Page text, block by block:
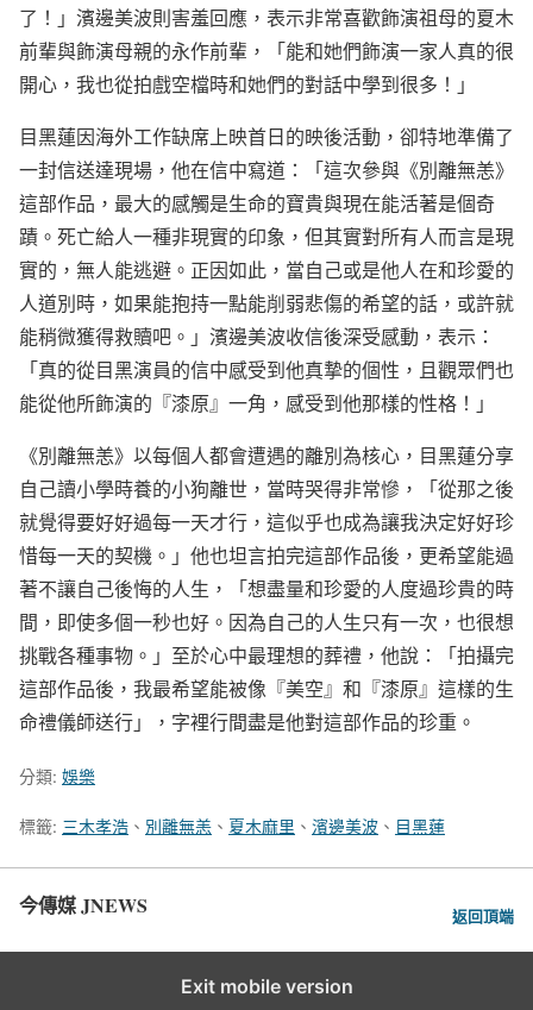
了！」濱邊美波則害羞回應，表示非常喜歡飾演祖母的夏木
前輩與飾演母親的永作前輩，「能和她們飾演一家人真的很
開心，我也從拍戲空檔時和她們的對話中學到很多！」
目黑蓮因海外工作缺席上映首日的映後活動，卻特地準備了
一封信送達現場，他在信中寫道：「這次參與《別離無恙》
這部作品，最大的感觸是生命的寶貴與現在能活著是個奇
蹟。死亡給人一種非現實的印象，但其實對所有人而言是現
實的，無人能逃避。正因如此，當自己或是他人在和珍愛的
人道別時，如果能抱持一點能削弱悲傷的希望的話，或許就
能稍微獲得救贖吧。」濱邊美波收信後深受感動，表示：
「真的從目黑演員的信中感受到他真摯的個性，且觀眾們也
能從他所飾演的『漆原』一角，感受到他那樣的性格！」
《別離無恙》以每個人都會遭遇的離別為核心，目黑蓮分享
自己讀小學時養的小狗離世，當時哭得非常慘，「從那之後
就覺得要好好過每一天才行，這似乎也成為讓我決定好好珍
惜每一天的契機。」他也坦言拍完這部作品後，更希望能過
著不讓自己後悔的人生，「想盡量和珍愛的人度過珍貴的時
間，即使多個一秒也好。因為自己的人生只有一次，也很想
挑戰各種事物。」至於心中最理想的葬禮，他說：「拍攝完
這部作品後，我最希望能被像『美空』和『漆原』這樣的生
命禮儀師送行」，字裡行間盡是他對這部作品的珍重。
分類: 娛樂
標籤: 三木孝浩 、 別離無恙 、 夏木麻里 、 濱邊美波 、 目黑蓮
今傳媒 JNEWS 返回頂端
Exit mobile version